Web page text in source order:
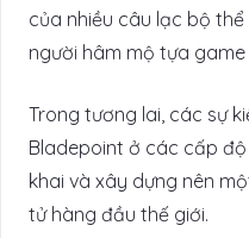
của nhiều câu lạc bộ
người hâm mộ tựa
Trong tương lai, các sự
Bladepoint ở các cấp
khai và xây dựng nên
tử hàng đầu thế giới.